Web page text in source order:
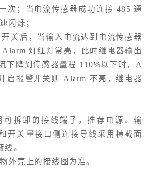
次；当电流传感器成功连接 485 通
闪烁；
关后，当输入电流达到电流传感器
灯红灯常亮，此时继电器输出
下降到传感器量程 110%以下时，A
启报警开关则 Alarm 不亮，继电器
可拆卸的接线端子，推荐电源、输
开关量接口侧连接导线采用横截面
线。
外壳上的接线图为准。